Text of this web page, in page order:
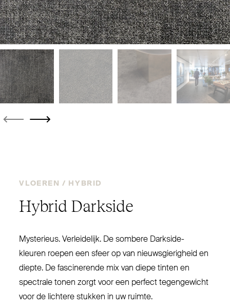
VLOEREN / HYBRID
Hybrid Darkside
Mys­terieus. Ver­leidelijk. De sombere Darkside-
kleuren roepen een sfeer op van nieuws­gie­righeid en
diepte. De fas­ci­nerende mix van diepe tinten en
spectrale tonen zorgt voor een perfect tegen­gewicht
voor de lichtere stukken in uw ruimte.